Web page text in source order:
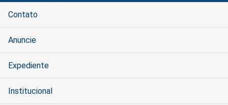
Contato
Anuncie
Expediente
Institucional